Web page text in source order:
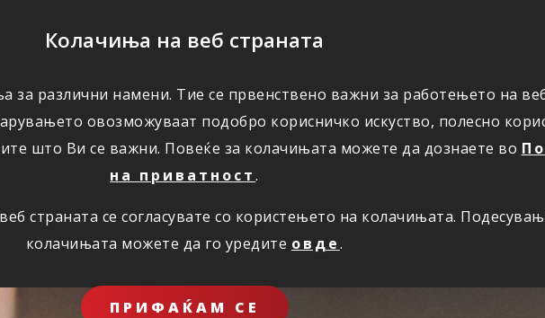
Колачиња на веб страната
за различни намени. Тие се првенствено важни за работењето на веб
овозможуваат подобро корисничко искуство, полесно
што Ви се важни. Повеќе за колачињата можете да дознаете во
на приватност.
страната се согласувате со користењето на колачињата.
колачињата можете да го уредите овде.
ПРИФАЌАМ СЕ